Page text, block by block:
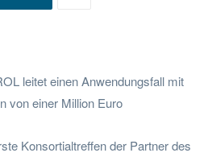
leitet einen Anwendungsfall mit
von einer Million Euro
Konsortialtreffen der Partner des